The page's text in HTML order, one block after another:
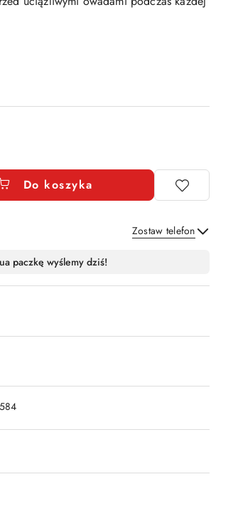
Do koszyka
Zostaw telefon
a paczkę wyślemy dziś!